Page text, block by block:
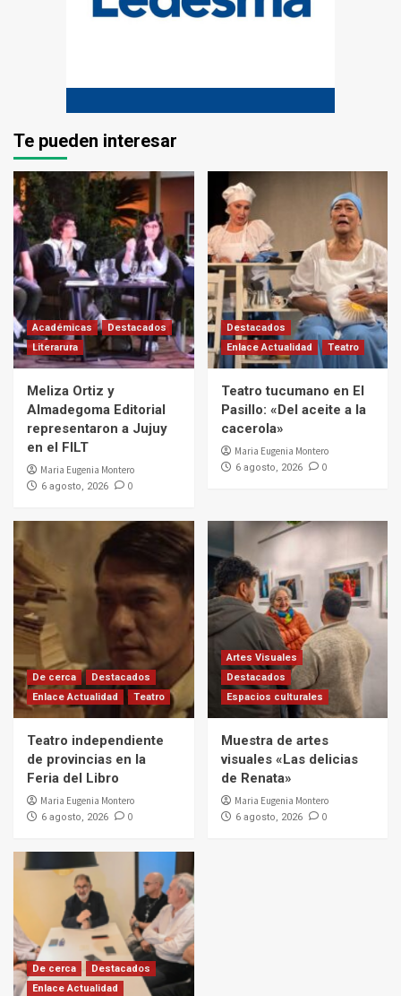
Te pueden interesar
Académicas
Destacados
Literarura
Meliza Ortiz y
Almadegoma Editorial
representaron a Jujuy
en el FILT
Maria Eugenia Montero
6 agosto, 2026 0
Destacados
Enlace Actualidad
Teatro
Teatro tucumano en El
Pasillo: «Del aceite a la
cacerola»
Maria Eugenia Montero
6 agosto, 2026 0
De cerca
Destacados
Enlace Actualidad
Teatro
Teatro independiente
de provincias en la
Feria del Libro
Maria Eugenia Montero
6 agosto, 2026 0
Artes Visuales
Destacados
Espacios culturales
Muestra de artes
visuales «Las delicias
de Renata»
Maria Eugenia Montero
6 agosto, 2026 0
De cerca
Destacados
Enlace Actualidad